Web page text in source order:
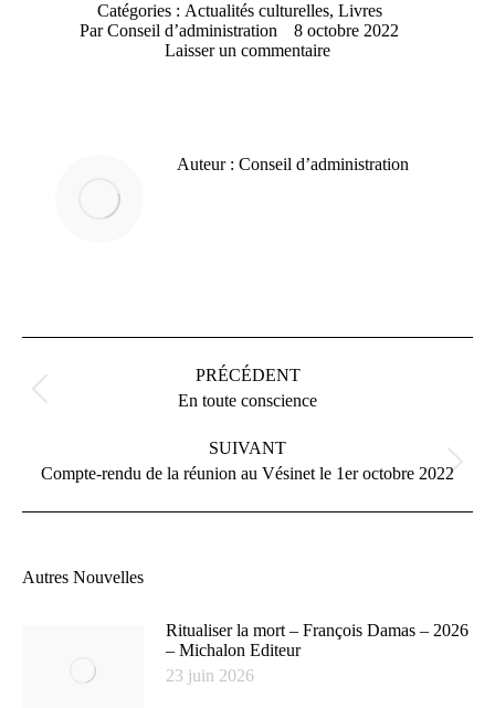
Catégories : Actualités culturelles, Livres
ParConseil d’administration
8 octobre 2022
Laisser un commentaire
Auteur : Conseil d’administration
PRÉCÉDENT
En toute conscience
SUIVANT
Compte-rendu de la réunion au Vésinet le 1er octobre 2022
Autres Nouvelles
Ritualiser la mort – François Damas – 2026
– Michalon Editeur
23 juin 2026